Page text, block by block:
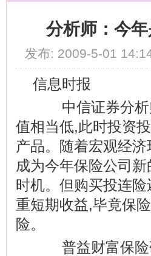
分析师：今
发布: 2009-5-01
信息时报
中信证券分析
值相当低,此时投资
产品。随着宏观经
成为今年保险公司
时机。但购买投连
重短期收益,毕竟保
险。
普益财富保险